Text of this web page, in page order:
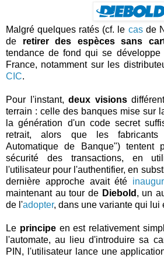
Malgré quelques ratés (cf. le casde
de retirer des espèces sans
tendance de fond qui se développe
France, notamment sur les
CIC.
Pour l'instant,deux visions
terrain : celle des banques mise sur
la génération d'un code secret
retrait, alors que les
Automatique de Banque") tentent
sécurité des transactions, en
l'utilisateur pour l'authentifier, en
dernière approche avait été
maintenant au tour de Diebold , un
de l'adopter, dans une variante qui lui
Le principeen est relativement
l'automate, au lieu d'introduire sa
PIN, l'utilisateur lance une